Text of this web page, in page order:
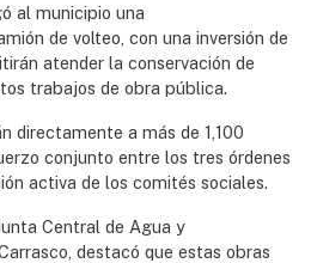
al municipio una
de volteo, con una inversión de
atender la conservación de
trabajos de obra pública.
directamente a más de 1,100
conjunto entre los tres órdenes
activa de los comités sociales.
Central de Agua y
destacó que estas obras